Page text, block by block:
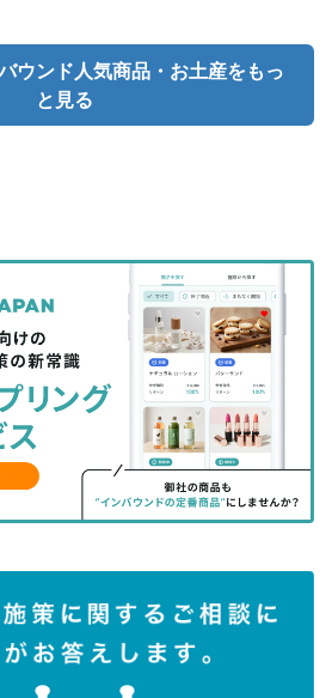
ウンド人気商品・お土産をもっ
と見る